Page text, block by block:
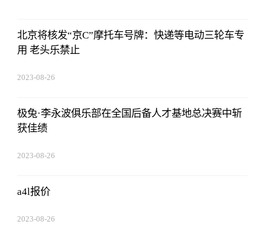
北京将核发“京C”摩托车号牌：快递等电动三轮车专
用 老头乐禁止
2023-08-26
极兔·李永波俱乐部在全国后备人才基地总决赛中斩
获佳绩
2023-08-26
a4l报价
2023-08-26